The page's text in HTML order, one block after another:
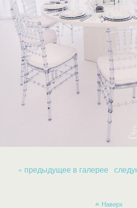
« предыдущее в галерее
Наверх